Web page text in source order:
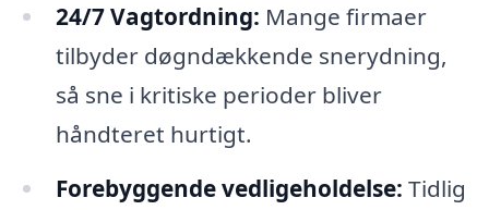
24/7 Vagtordning: Mange firmaer
tilbyder døgndækkende snerydning,
så sne i kritiske perioder bliver
håndteret hurtigt.
Forebyggende vedligeholdelse: Tidlig